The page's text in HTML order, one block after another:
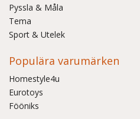
Pyssla & Måla
Tema
Sport & Utelek
Populära varumärken
Homestyle4u
Eurotoys
Fööniks